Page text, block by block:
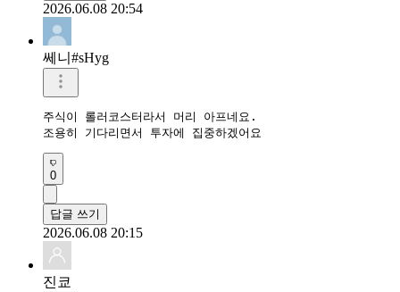
2026.06.08 20:54
쎄니#sHyg
주식이 롤러코스터라서 머리 아프네요.
조용히 기다리면서 투자에 집중하겠어요
0
답글 쓰기
2026.06.08 20:15
진쿄